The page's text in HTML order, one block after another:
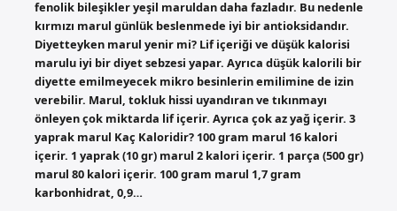
fenolik bileşikler yeşil maruldan daha fazladır. Bu nedenle
kırmızı marul günlük beslenmede iyi bir antioksidandır.
Diyetteyken marul yenir mi? Lif içeriği ve düşük kalorisi
marulu iyi bir diyet sebzesi yapar. Ayrıca düşük kalorili bir
diyette emilmeyecek mikro besinlerin emilimine de izin
verebilir. Marul, tokluk hissi uyandıran ve tıkınmayı
önleyen çok miktarda lif içerir. Ayrıca çok az yağ içerir. 3
yaprak marul Kaç Kaloridir? 100 gram marul 16 kalori
içerir. 1 yaprak (10 gr) marul 2 kalori içerir. 1 parça (500 gr)
marul 80 kalori içerir. 100 gram marul 1,7 gram
karbonhidrat, 0,9…